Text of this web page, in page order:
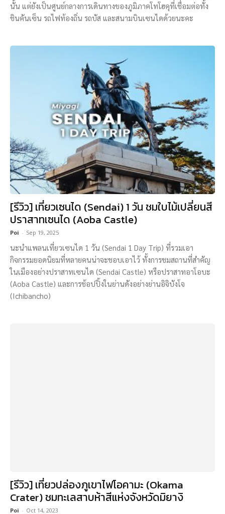
นั้น แต่ยังเป็นศูนย์กลางการเดินทางของภูมิภาคโทโฮคุที่เชื่อมต่อทั้ง
ชินคันเซ็น รถไฟท้องถิ่น รถบัส และสนามบินเซนไดด้วยนะคะ
[รีวิว] เที่ยวเซนได (Sendai) 1 วัน ชมใบไม้เปลี่ยนสี
ปราสาทเซนได (Aoba Castle)
Poi - Sep 19, 2025
นะนำแพลนเที่ยวเซนได 1 วัน (Sendai 1 Day Trip) ที่รวมเอา
กิจกรรมยอดนิยมที่หลายคนน่าจะชอบเอาไว้ ทั้งการชมสถานที่สำคัญ
ในเมืองอย่างปราสาทเซนได (Sendai Castle) หรือปราสาทอาโอบะ
(Aoba Castle) และการช้อปปิ้งในย่านดังอย่างย่านอิจิบังโจ
(Ichibancho)
[รีวิว] เที่ยวปล่องภูเขาไฟโอคามะ (Okama
Crater) ชมทะเลสาบห้าสีแห่งจังหวัดมิยางิ
Poi - Oct 14, 2023